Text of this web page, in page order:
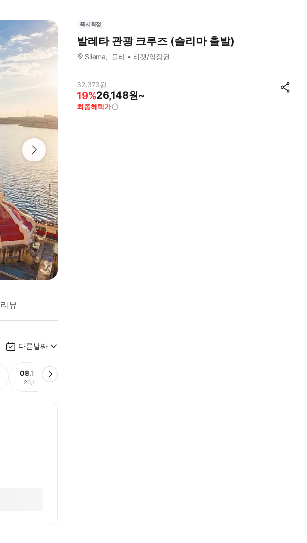
리뷰
다른날짜
08.13(목)
26,148원
즉시확정
발레타 관광 크루즈 (슬리마 출발)
Sliema 몰타 티켓/입장권
32,373원
19%26,148원~
최종혜택가